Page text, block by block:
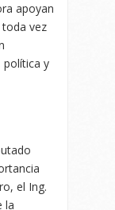
apoyan
vez
política y
el Ing.
la